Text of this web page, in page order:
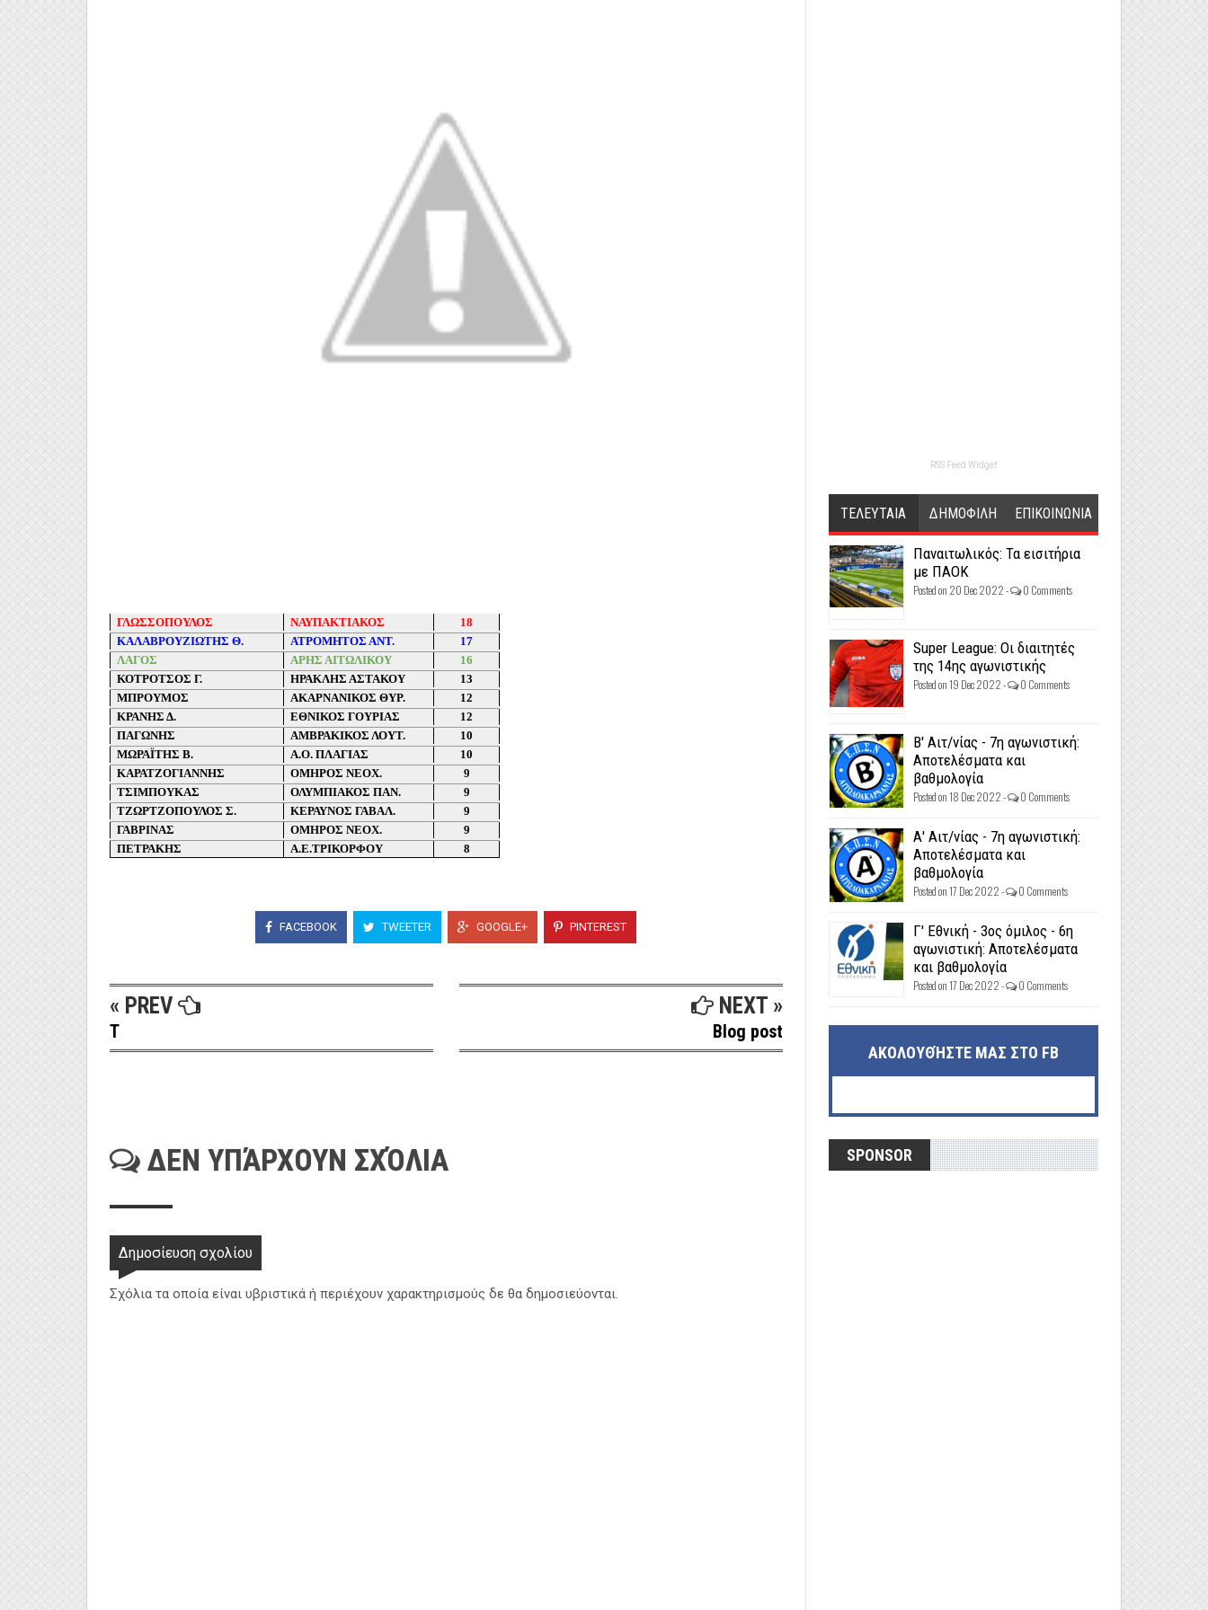
ΓΛΩΣΣΟΠΟΥΛΟΣ ΝΑΥΠΑΚΤΙΑΚΟΣ
18
ΚΑΛΑΒΡΟΥΖΙΩΤΗΣ Θ.
ΑΤΡΟΜΗΤΟΣ ΑΝΤ.
17
ΛΑΓΟΣ
ΑΡΗΣ ΑΙΤΩΛΙΚΟΥ
16
ΚΟΤΡΟΤΣΟΣ Γ.
ΗΡΑΚΛΗΣ ΑΣΤΑΚΟΥ
13
ΜΠΡΟΥΜΟΣ
ΑΚΑΡΝΑΝΙΚΟΣ ΘΥΡ.
12
ΚΡΑΝΗΣ Δ.
ΕΘΝΙΚΟΣ ΓΟΥΡΙΑΣ
12
ΠΑΓΩΝΗΣ
ΑΜΒΡΑΚΙΚΟΣ ΛΟΥΤ.
10
ΜΩΡΑΪΤΗΣ Β.
Α.Ο. ΠΛΑΓΙΑΣ
10
ΚΑΡΑΤΖΟΓΙΑΝΝΗΣ
ΟΜΗΡΟΣ ΝΕΟΧ.
9
ΤΣΙΜΠΟΥΚΑΣ
ΟΛΥΜΠΙΑΚΟΣ ΠΑΝ.
9
ΤΖΩΡΤΖΟΠΟΥΛΟΣ Σ.
ΚΕΡΑΥΝΟΣ ΓΑΒΑΛ.
9
ΓΑΒΡΙΝΑΣ
ΟΜΗΡΟΣ ΝΕΟΧ.
9
ΠΕΤΡΑΚΗΣ
Α.Ε.ΤΡΙΚΟΡΦΟΥ 8
FACEBOOK TWEETER GOOGLE+ PINTEREST
« PREV
T
NEXT »
Blog post
ΔΕΝ ΥΠΆΡΧΟΥΝ ΣΧΌΛΙΑ
Δημοσίευση σχολίου
Σχόλια τα οποία είναι υβριστικά ή περιέχουν χαρακτηρισμούς δε θα δημοσιεύονται.
RSS Feed Widget
ΤΕΛΕΥΤΑΙΑ ΔΗΜΟΦΙΛΗ ΕΠΙΚΟΙΝΩΝΙΑ
Παναιτωλικός: Τα εισιτήρια
με ΠΑΟΚ
Posted on 20 Dec 2022 - 0 Comments
Super League: Οι διαιτητές
της 14ης αγωνιστικής
Posted on 19 Dec 2022 - 0 Comments
Β' Αιτ/νίας - 7η αγωνιστική:
Αποτελέσματα και
βαθμολογία
Posted on 18 Dec 2022 - 0 Comments
Α' Αιτ/νίας - 7η αγωνιστική:
Αποτελέσματα και
βαθμολογία
Posted on 17 Dec 2022 - 0 Comments
Γ' Εθνική - 3ος όμιλος - 6η
αγωνιστική: Αποτελέσματα
και βαθμολογία
Posted on 17 Dec 2022 - 0 Comments
ΑΚΟΛΟΥΘΉΣΤΕ ΜΑΣ ΣΤΟ FB
SPONSOR